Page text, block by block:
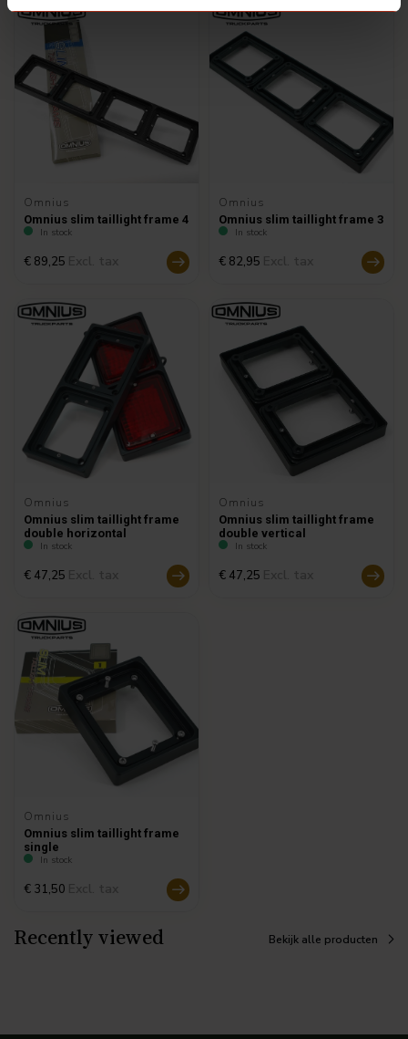
Omnius
Omnius slim taillight frame 4
In stock
€ 89,25
Omnius
Omnius slim taillight frame 3
In stock
€ 82,95
Omnius
Omnius slim taillight frame
double horizontal
In stock
€ 47,25
Omnius
Omnius slim taillight frame
double vertical
In stock
€ 47,25
Omnius
Omnius slim taillight frame
single
In stock
€ 31,50
Recently viewed Bekijk alle producten